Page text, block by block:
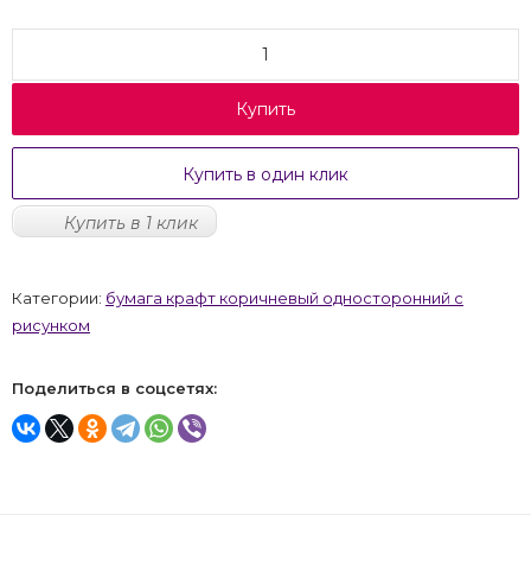
Купить
Купить в один клик
Купить в 1 клик
Категории: бумага крафт коричневый односторонний с
рисунком
Поделиться в соцсетях: